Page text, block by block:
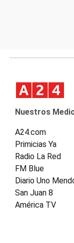
Nuestros
A24.com
Primicias Ya
Radio La Red
FM Blue
Diario Uno
San Juan 8
América TV